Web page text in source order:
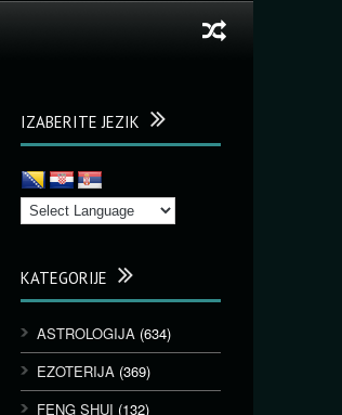
IZABERITE JEZIK
KATEGORIJE
ASTROLOGIJA (634)
EZOTERIJA (369)
FENG SHUI (132)